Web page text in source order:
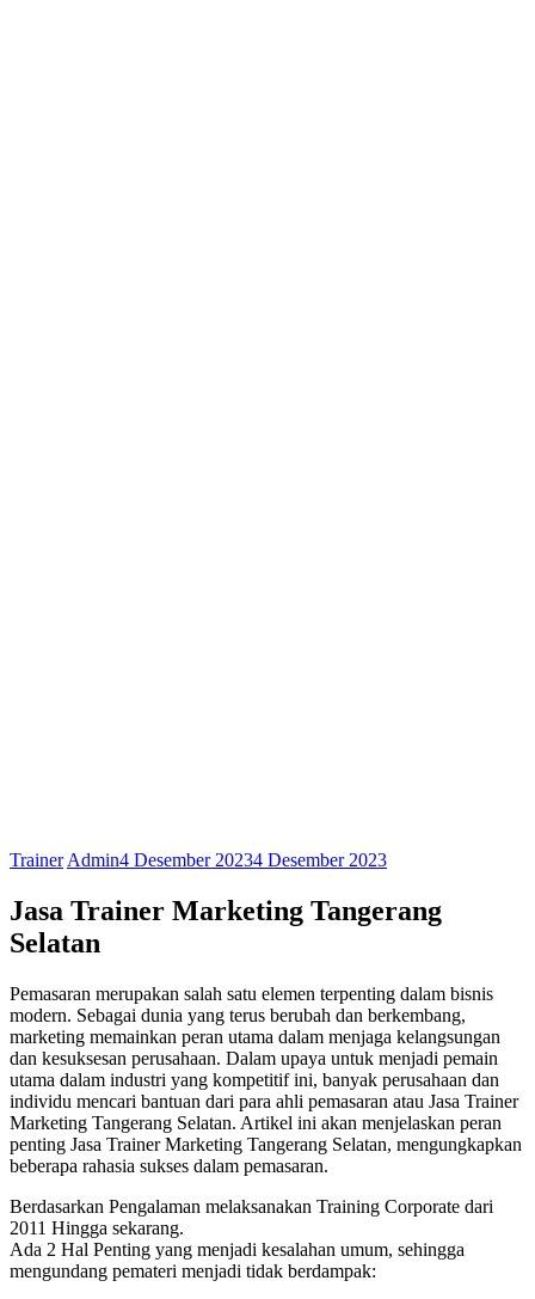
Trainer Admin4 Desember 20234 Desember 2023
Jasa Trainer Marketing Tangerang
Selatan
Pemasaran merupakan salah satu elemen terpenting dalam bisnis
modern. Sebagai dunia yang terus berubah dan berkembang,
marketing memainkan peran utama dalam menjaga kelangsungan
dan kesuksesan perusahaan. Dalam upaya untuk menjadi pemain
utama dalam industri yang kompetitif ini, banyak perusahaan dan
individu mencari bantuan dari para ahli pemasaran atau Jasa Trainer
Marketing Tangerang Selatan. Artikel ini akan menjelaskan peran
penting Jasa Trainer Marketing Tangerang Selatan, mengungkapkan
beberapa rahasia sukses dalam pemasaran.
Berdasarkan Pengalaman melaksanakan Training Corporate dari
2011 Hingga sekarang.
Ada 2 Hal Penting yang menjadi kesalahan umum, sehingga
mengundang pemateri menjadi tidak berdampak: